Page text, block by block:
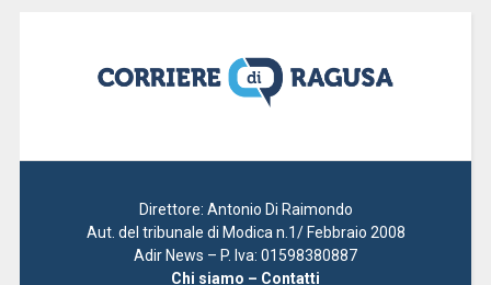
Direttore: Antonio Di Raimondo
Aut. del tribunale di Modica n.1/ Febbraio 2008
Adir News – P. Iva: 01598380887
Chi siamo – Contatti